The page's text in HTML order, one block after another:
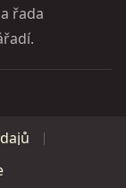
řada